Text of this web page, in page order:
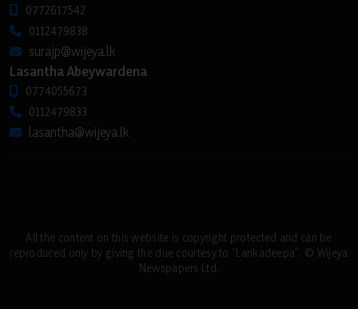
0772617542
0112479838
surajp@wijeya.lk
Lasantha Abeywardena
0774055673
0112479833
lasantha@wijeya.lk
All the content on this website is copyright protected and can be
reproduced only by giving the due courtesy to “Lankadeepa”. © Wijeya
Newspapers Ltd.